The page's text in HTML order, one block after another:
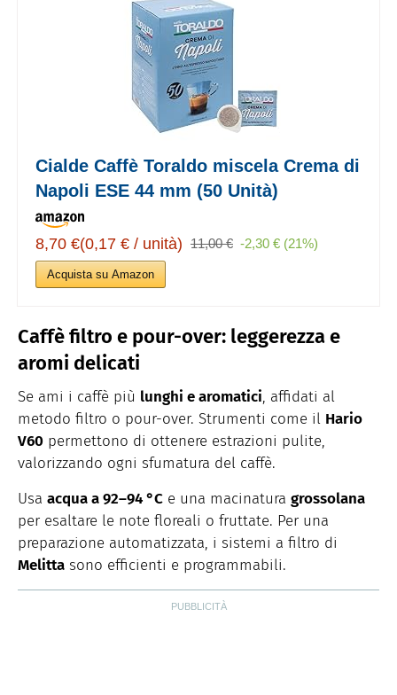
Cialde Caffè Toraldo miscela Crema di
Napoli ESE 44 mm (50 Unità)
8,70 €(0,17 € / unità) 11,00 € -2,30 € (21%)
Acquista su Amazon
Caffè filtro e pour-over: leggerezza e
aromi delicati
Se ami i caffè più lunghi e aromatici, affidati al
metodo filtro o pour-over. Strumenti come il Hario
V60 permettono di ottenere estrazioni pulite,
valorizzando ogni sfumatura del caffè.
Usa acqua a 92–94 °C e una macinatura grossolana
per esaltare le note floreali o fruttate. Per una
preparazione automatizzata, i sistemi a filtro di
Melitta sono efficienti e programmabili.